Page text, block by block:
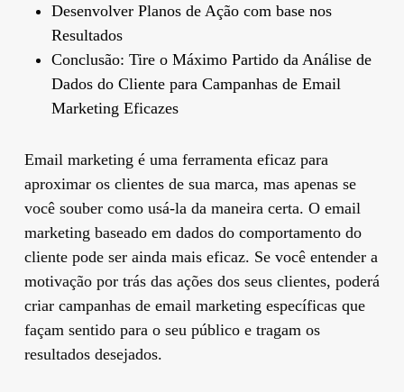
Desenvolver Planos de Ação com base nos
Resultados
Conclusão: Tire o Máximo Partido da Análise de
Dados do Cliente para Campanhas de Email
Marketing Eficazes
Email marketing é uma ferramenta eficaz para
aproximar os clientes de sua marca, mas apenas se
você souber como usá-la da maneira certa. O email
marketing baseado em dados do comportamento do
cliente pode ser ainda mais eficaz. Se você entender a
motivação por trás das ações dos seus clientes, poderá
criar campanhas de email marketing específicas que
façam sentido para o seu público e tragam os
resultados desejados.